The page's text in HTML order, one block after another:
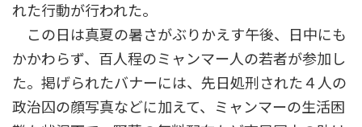
れた行動が行われた。
この日は真夏の暑さがぶりかえす午後、日中にも
かかわらず、百人程のミャンマー人の若者が参加し
た。掲げられたバナーには、先日処刑された４人の
政治囚の顔写真などに加えて、ミャンマーの生活困